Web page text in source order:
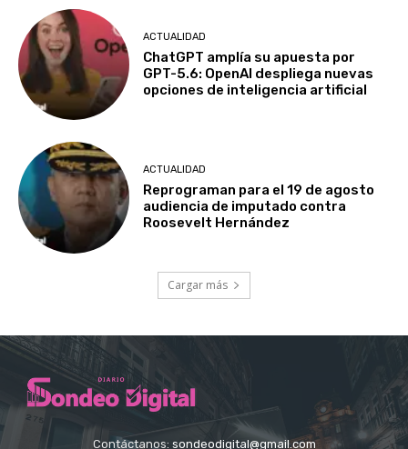
ACTUALIDAD
ChatGPT amplía su apuesta por
GPT-5.6: OpenAI despliega nuevas
opciones de inteligencia artificial
ACTUALIDAD
Reprograman para el 19 de agosto
audiencia de imputado contra
Roosevelt Hernández
Cargar más
Contáctanos: sondeodigital@gmail.com